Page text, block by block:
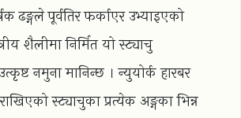
पूर्वतिर फर्काएर उभ्याइएको
शैलीमा निर्मित यो स्ट्याचु
नमुना मानिन्छ । न्युयोर्क हारबर
स्ट्याचुका प्रत्येक अङ्गका भिन्न